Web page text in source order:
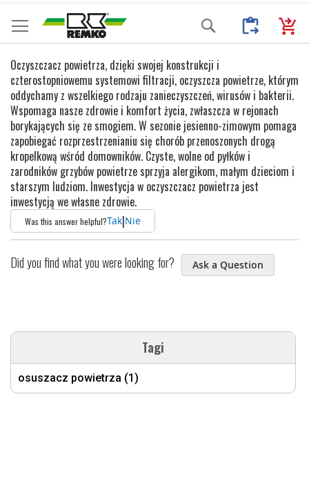
Przejdź
do
treści
Mój
Moje
Search
Oczyszczacz powietrza, dzięki swojej konstrukcji i
czterostopniowemu systemowi filtracji, oczyszcza powietrze, którym
oddychamy z wszelkiego rodzaju zanieczyszczeń, wirusów i bakterii.
Wspomaga nasze zdrowie i komfort życia, zwłaszcza w rejonach
borykających się ze smogiem. W sezonie jesienno-zimowym pomaga
zapobiegać rozprzestrzenianiu się chorób przenoszonych drogą
kropelkową wśród domowników. Czyste, wolne od pyłków i
zarodników grzybów powietrze sprzyja alergikom, małym dzieciom i
starszym ludziom. Inwestycja w oczyszczacz powietrza jest
inwestycją we własne zdrowie.
Was this answer helpful?Tak|Nie
Did you find what you were looking for? Ask a Question
Tagi
osuszacz powietrza (1)